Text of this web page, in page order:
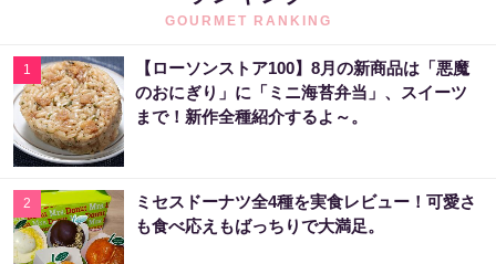
GOURMET RANKING
1
【ローソンストア100】8月の新商品は「悪魔
のおにぎり」に「ミニ海苔弁当」、スイーツ
まで！新作全種紹介するよ～。
2
ミセスドーナツ全4種を実食レビュー！可愛さ
も食べ応えもばっちりで大満足。